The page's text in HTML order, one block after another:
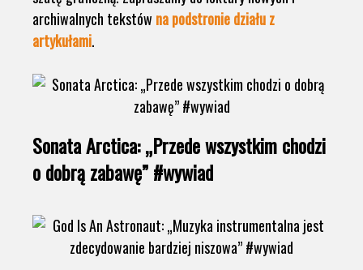
archiwalnych tekstów na podstronie działu z
artykułami.
Sonata Arctica: „Przede wszystkim chodzi
o dobrą zabawę” #wywiad